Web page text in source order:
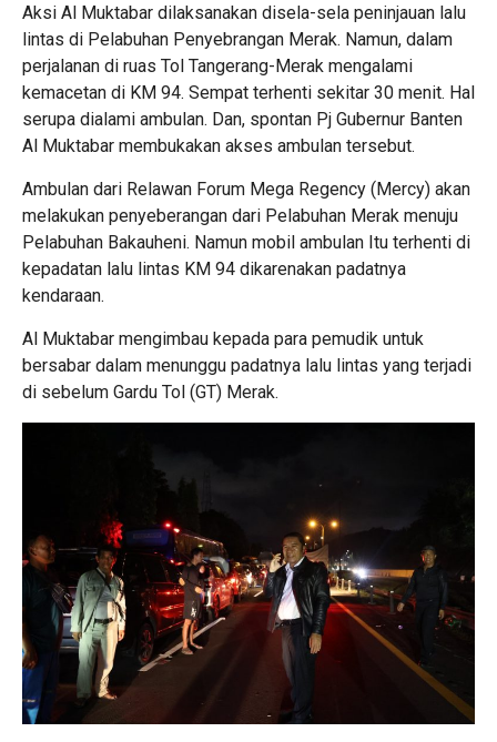
Aksi Al Muktabar dilaksanakan disela-sela peninjauan lalu
lintas di Pelabuhan Penyebrangan Merak. Namun, dalam
perjalanan di ruas Tol Tangerang-Merak mengalami
kemacetan di KM 94. Sempat terhenti sekitar 30 menit. Hal
serupa dialami ambulan. Dan, spontan Pj Gubernur Banten
Al Muktabar membukakan akses ambulan tersebut.
Ambulan dari Relawan Forum Mega Regency (Mercy) akan
melakukan penyeberangan dari Pelabuhan Merak menuju
Pelabuhan Bakauheni. Namun mobil ambulan Itu terhenti di
kepadatan lalu lintas KM 94 dikarenakan padatnya
kendaraan.
Al Muktabar mengimbau kepada para pemudik untuk
bersabar dalam menunggu padatnya lalu lintas yang terjadi
di sebelum Gardu Tol (GT) Merak.